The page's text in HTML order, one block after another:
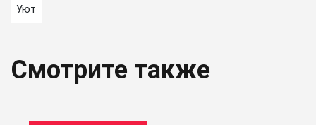
Уют
Смотрите также